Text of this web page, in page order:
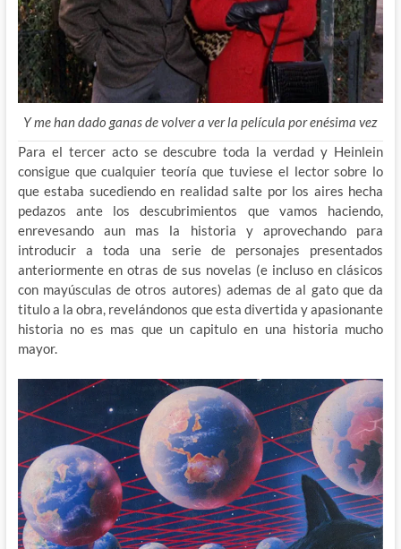
Y me han dado ganas de volver a ver la película por enésima vez
Para el tercer acto se descubre toda la verdad y Heinlein
consigue que cualquier teoría que tuviese el lector sobre lo
que estaba sucediendo en realidad salte por los aires hecha
pedazos ante los descubrimientos que vamos haciendo,
enrevesando aun mas la historia y aprovechando para
introducir a toda una serie de personajes presentados
anteriormente en otras de sus novelas (e incluso en clásicos
con mayúsculas de otros autores) ademas de al gato que da
titulo a la obra, revelándonos que esta divertida y apasionante
historia no es mas que un capitulo en una historia mucho
mayor.